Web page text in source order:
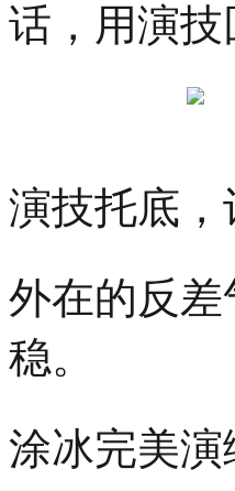
话，用演技
演技托底
外在的反
稳。
涂冰完美